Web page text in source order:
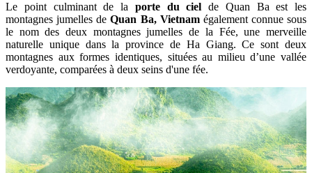
Le point culminant de la porte du ciel de Quan Ba ​​​​est les
montagnes jumelles deQuan Ba, Vietnam​​​​ également connue sous
le nom des deux montagnes jumelles de la Fée, une merveille
naturelle unique dans la province de Ha Giang. Ce sont deux
montagnes aux formes identiques, situées au milieu d’une vallée
verdoyante, comparées à deux seins d'une fée.